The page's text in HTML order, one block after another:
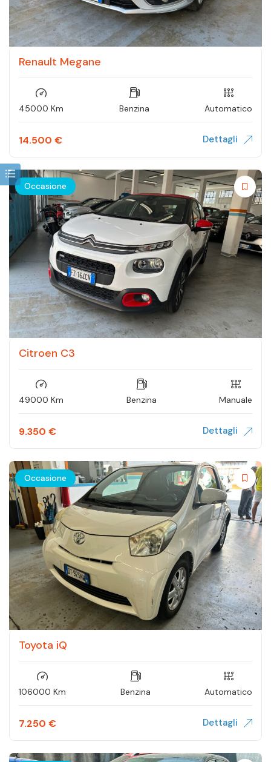
Renault Megane
45000 Km Benzina Automatico
14.500 € Dettagli
Occasione
Citroen C3
49000 Km Benzina Manuale
9.350 € Dettagli
Occasione
Toyota iQ
106000 Km Benzina Automatico
7.250 € Dettagli